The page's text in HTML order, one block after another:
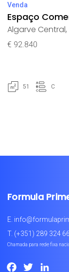
Venda
Espaço
Algarve Central,
€ 92.840
51 C
Formula
E.
T. (+351) 289 324
Chamada para rede fixa
Facebook
Twitter